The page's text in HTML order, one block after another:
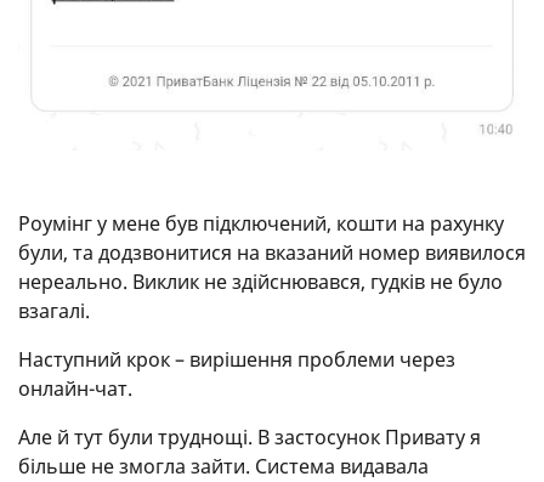
Роумінг у мене був підключений, кошти на рахунку
були, та додзвонитися на вказаний номер виявилося
нереально. Виклик не здійснювався, гудків не було
взагалі.
Наступний крок – вирішення проблеми через
онлайн-чат.
Але й тут були труднощі. В застосунок Привату я
більше не змогла зайти. Система видавала